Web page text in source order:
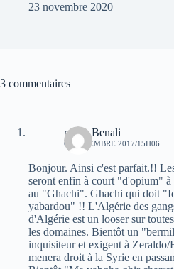
23 novembre 2020
3 commentaires
rabah Benali
6 SEPTEMBRE 2017/15H06
Bonjour. Ainsi c'est parfait.!!
seront enfin à court "d'opium"
au "Ghachi". Ghachi qui doit
yabardou" !! L'Algérie des
d'Algérie est un looser sur
les domaines. Bientôt un
inquisiteur et exigent à
menera droit à la Syrie en